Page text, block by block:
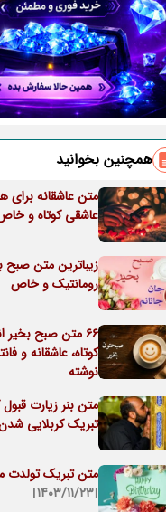
همچنین بخوانید
متن عاشقانه
عاشقی کوتاه و
زیباترین متن صبح
رومانتیک و خاص
66 متن صبح بخیر
کوتاه، عاشقانه و
نوشته
متن بنر زیارت قبول
تبریک کربلایی
متن تبریک تولدت
[۱۴۰۳/۱۱/۲۳]